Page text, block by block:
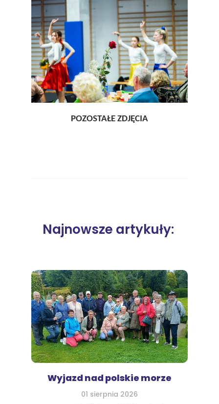
Najnowsze artykuły:
Wyjazd nad polskie morze
01 sierpnia 2026
POZOSTAŁE ZDJĘCIA